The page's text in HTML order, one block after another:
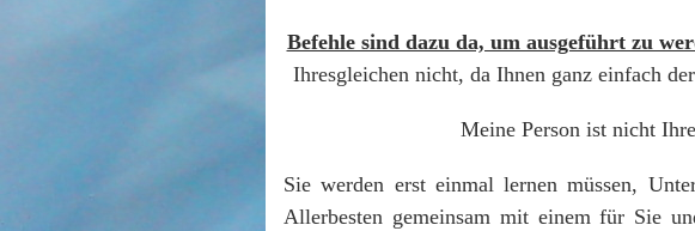
Befehle sind dazu da, um ausgeführt zu
Ihresgleichen nicht, da Ihnen ganz einfach
Meine Person ist nicht
Sie werden erst einmal lernen müssen,
Allerbesten gemeinsam mit einem für Sie